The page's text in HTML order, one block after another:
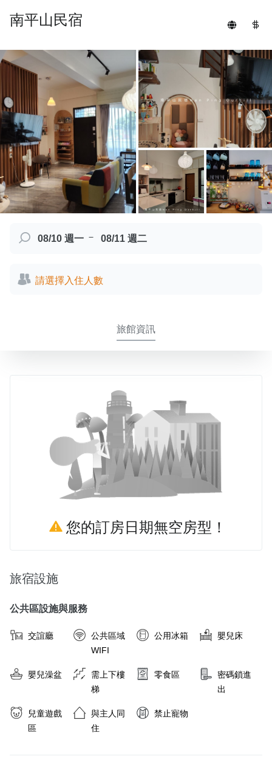
南平山民宿
08/10 週一 － 08/11 週二
請選擇入住人數
旅館資訊
您的訂房日期無空房型！
旅宿設施
公共區設施與服務
交誼廳
公共區域
WIFI
公用冰箱 嬰兒床
嬰兒澡盆
需上下樓
梯
零食區
密碼鎖進
出
兒童遊戲
區
與主人同
住
禁止寵物